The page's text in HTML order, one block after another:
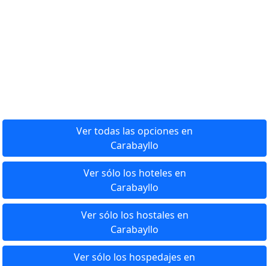
Ver todas las opciones en
Carabayllo
Ver sólo los hoteles en
Carabayllo
Ver sólo los hostales en
Carabayllo
Ver sólo los hospedajes en